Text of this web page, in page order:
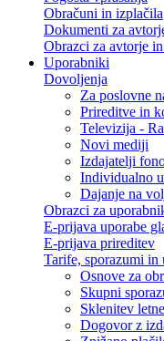
Obračuni in izplačila
Dokumenti za
Obrazci za avtorje
Uporabniki
Dovoljenja
Za poslovne
Prireditve in
Televizija -
Novi mediji
Izdajatelji
Individualno
Dajanje na
Obrazci za
E-prijava uporabe
E-prijava prireditev
Tarife, sporazumi in
Osnove za
Skupni
Sklenitev
Dogovor z